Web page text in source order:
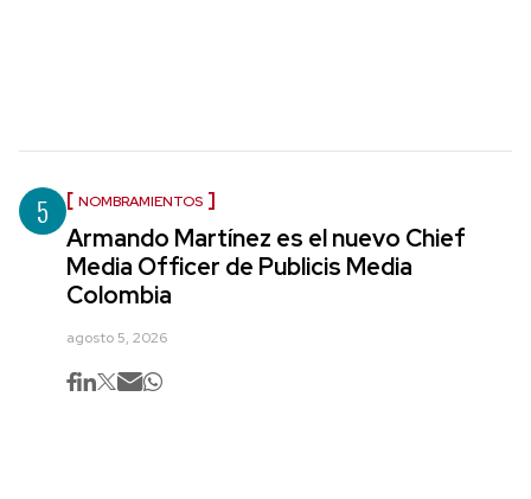
5 NOMBRAMIENTOS
Armando Martínez es el nuevo Chief
Media Officer de Publicis Media
Colombia
agosto 5, 2026